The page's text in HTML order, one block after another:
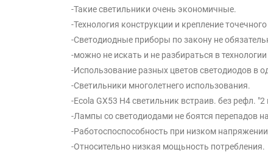
-Такие светильники очень экономичные.
-Технология конструкции и крепление
-Светодиодные приборы по закону не
-можно не искать и не разбираться в
-Использование разных цветов светодиодов в
-Светильники многолетнего использования.
-Ecola GX53 H4 светильник встраив. без рефл.
-Лампы со светодиодами не боятся перепадов
-Работоспоспособность при низком напряжении
-Относительно низкая мощьность потребления.